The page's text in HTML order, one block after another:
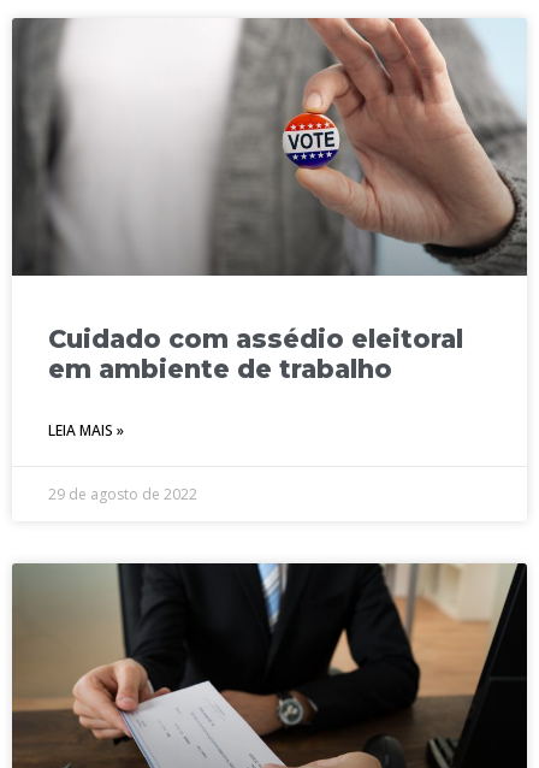
Cuidado com assédio eleitoral
em ambiente de trabalho
LEIA MAIS »
29 de agosto de 2022